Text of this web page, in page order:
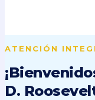
ATENCIÓN
D.